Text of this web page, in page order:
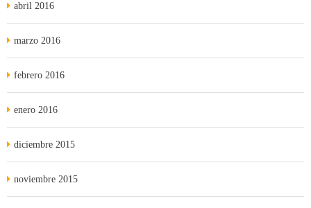
abril 2016
marzo 2016
febrero 2016
enero 2016
diciembre 2015
noviembre 2015